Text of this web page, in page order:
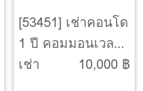
[53451] เช่าคอนโด
1 ปี คอมมอนเวลธ์
ปิ่นเกล้า
เช่า
10,000 ฿